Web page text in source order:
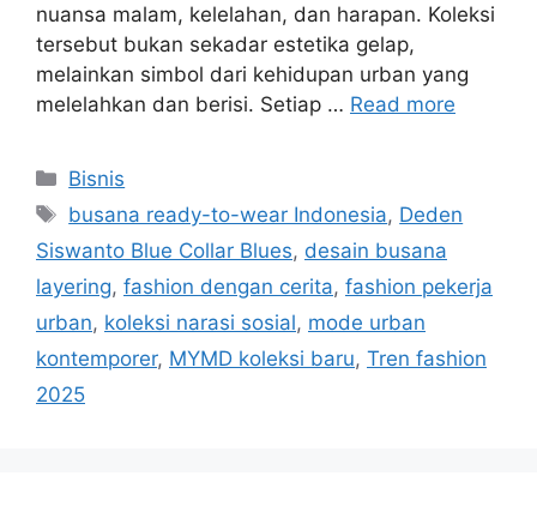
nuansa malam, kelelahan, dan harapan. Koleksi
tersebut bukan sekadar estetika gelap,
melainkan simbol dari kehidupan urban yang
melelahkan dan berisi. Setiap … Read more
Categories
Bisnis
Tags
busana ready-to-wear Indonesia, Deden
Siswanto Blue Collar Blues, desain busana
layering, fashion dengan cerita, fashion pekerja
urban, koleksi narasi sosial, mode urban
kontemporer, MYMD koleksi baru, Tren fashion
2025